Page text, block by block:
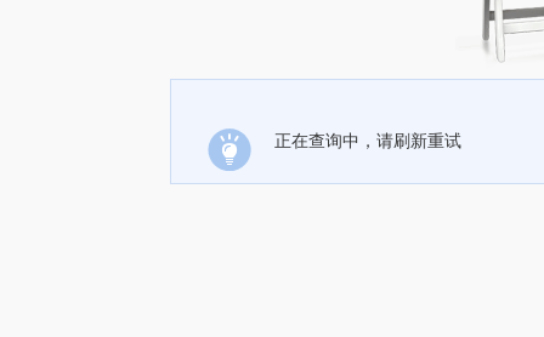
正在查询中，请刷新重试